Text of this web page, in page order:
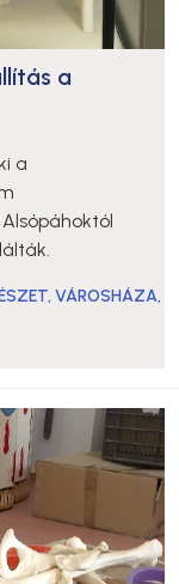
a
a
,VÁROSHÁZA,